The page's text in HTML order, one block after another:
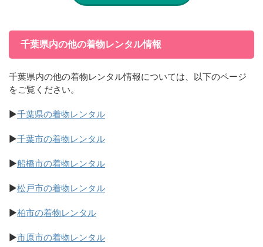
千葉県内の他の着物レンタル情報
千葉県内の他の着物レンタル情報については、以下のページ
をご覧ください。
▶千葉県の着物レンタル
▶千葉市の着物レンタル
▶船橋市の着物レンタル
▶松戸市の着物レンタル
▶柏市の着物レンタル
▶市原市の着物レンタル